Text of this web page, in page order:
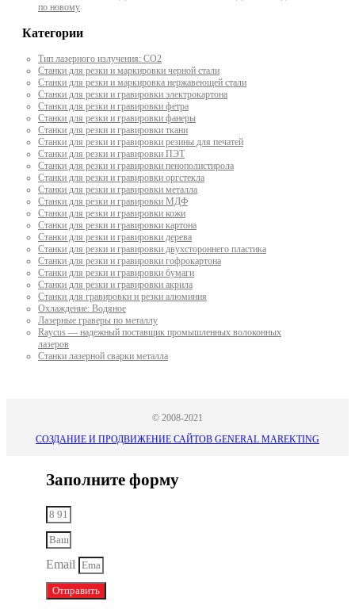
по новому
Категории
Тип лазерного излучения: СО2
Станки для резки и маркировки черной стали
Станки для резки и маркировка нержавеющей стали
Станки для резки и гравировки электрокартона
Станки для резки и гравировки фетра
Станки для резки и гравировки фанеры
Станки для резки и гравировки ткани
Станки для резки и гравировки резины для печатей
Станки для резки и гравировки ПЭТ
Станки для резки и гравировки пенополистирола
Станки для резки и гравировки оргстекла
Станки для резки и гравировки металла
Станки для резки и гравировки МДФ
Станки для резки и гравировки кожи
Станки для резки и гравировки картона
Станки для резки и гравировки дерева
Станки для резки и гравировки двухстороннего пластика
Станки для резки и гравировки гофрокартона
Станки для резки и гравировки бумаги
Станки для резки и гравировки акрила
Станки для гравировки и резки алюминия
Охлаждение: Водяное
Лазерные граверы по металлу
Raycus — надежный поставщик промышленных волоконных
лазеров
Cтанки лазерной сварки металла
© 2008-2021
СОЗДАНИЕ И ПРОДВИЖЕНИЕ САЙТОВ GENERAL MAREKTING
Заполните форму
Email
Отправить